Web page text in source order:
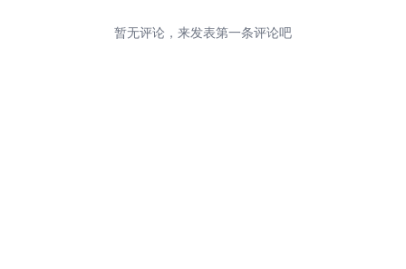
暂无评论，来发表第一条评论吧